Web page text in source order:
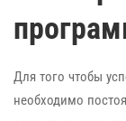
Для того чтобы
необходимо